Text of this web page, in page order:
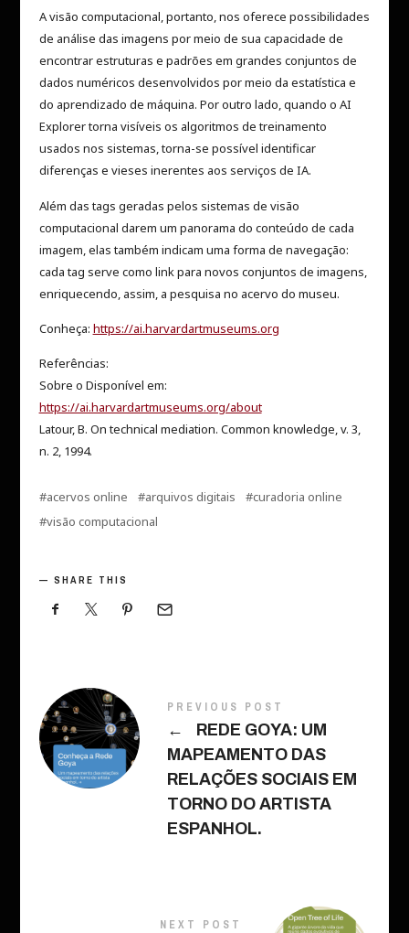
A visão computacional, portanto, nos oferece possibilidades
de análise das imagens por meio de sua capacidade de
encontrar estruturas e padrões em grandes conjuntos de
dados numéricos desenvolvidos por meio da estatística e
do aprendizado de máquina. Por outro lado, quando o AI
Explorer torna visíveis os algoritmos de treinamento
usados nos sistemas, torna-se possível identificar
diferenças e vieses inerentes aos serviços de IA.
Além das tags geradas pelos sistemas de visão
computacional darem um panorama do conteúdo de cada
imagem, elas também indicam uma forma de navegação:
cada tag serve como link para novos conjuntos de imagens,
enriquecendo, assim, a pesquisa no acervo do museu.
Conheça: https://ai.harvardartmuseums.org
Referências:
Sobre o Disponível em:
https://ai.harvardartmuseums.org/about
Latour, B. On technical mediation. Common knowledge, v. 3,
n. 2, 1994.
acervos online arquivos digitais
curadoria online
visão computacional
SHARE THIS
PREVIOUS POST
←
REDE GOYA: UM
MAPEAMENTO DAS
RELAÇÕES SOCIAIS EM
TORNO DO ARTISTA
ESPANHOL.
NEXT POST